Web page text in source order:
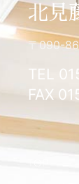
北見
〒090-
TEL
FAX